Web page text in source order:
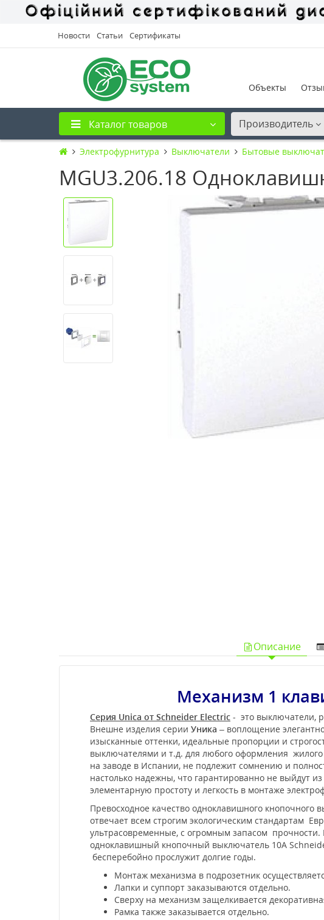
Новости Статьи Сертификаты
Объекты
Каталог товаров Производитель
Электрофурнитура Выключатели Бытовые
MGU3.206.18
Описание
Механизм 1
Серия Unica от Schneider Electric - это выключатели,
Внешне изделия серии Уника – воплощение
изысканные оттенки, идеальные пропорции и
выключателями и т.д. для любого оформления
на заводе в Испании, не подлежит сомнению и
настолько надежны, что гарантированно не выйдут
элементарную простоту и легкость в монтаже
Превосходное качество одноклавишного
отвечает всем строгим экологическим стандартам
ультрасовременные, с огромным запасом
одноклавишный кнопочный выключатель 10А
бесперебойно прослужит долгие годы.
Монтаж механизма в подрозетник
Лапки и суппорт заказываются отдельно.
Сверху на механизм защелкивается
Рамка также заказывается отдельно.